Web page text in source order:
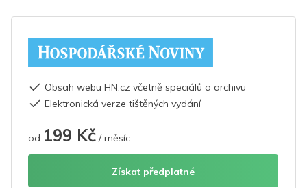
Obsah webu HN.cz včetně speciálů a archivu
Elektronická verze tištěných vydání
od 199 Kč / měsíc
Získat předplatné